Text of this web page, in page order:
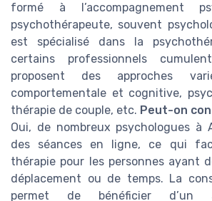
formé à l’accompagnement
psychothérapeute, souvent
est spécialisé dans la
certains professionnels
proposent des approches
comportementale et cognitive,
thérapie de couple, etc. Peut-on
Oui, de nombreux psychologues à
des séances en ligne, ce qui
thérapie pour les personnes ayant
déplacement ou de temps. La
permet de bénéficier d’un